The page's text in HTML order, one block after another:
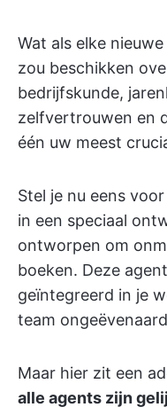
Wat als elke
zou beschikken
bedrijfskunde,
zelfvertrouwen en
één uw meest
Stel je nu eens
in een speciaal
ontworpen om
boeken. Deze
geïntegreerd in je
team
Maar hier zit een
alle agents zijn